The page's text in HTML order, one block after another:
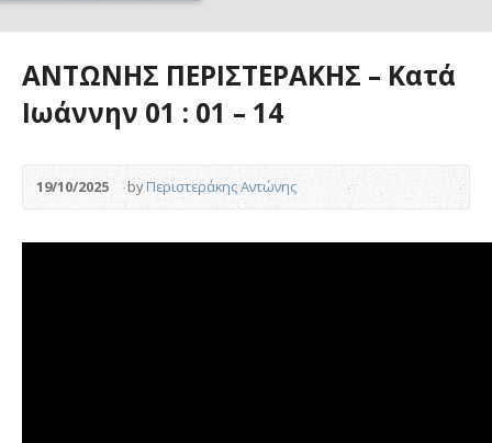
ΑΝΤΩΝΗΣ ΠΕΡΙΣΤΕΡΑΚΗΣ – Κατά
Ιωάννην 01 : 01 – 14
19/10/2025 byΠεριστεράκης Αντώνης